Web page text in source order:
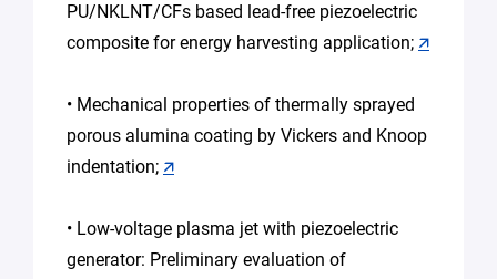
PU/NKLNT/CFs based lead-free piezoelectric
composite for energy harvesting application; 🡭
• Mechanical properties of thermally sprayed
porous alumina coating by Vickers and Knoop
indentation; 🡭
• Low-voltage plasma jet with piezoelectric
generator: Preliminary evaluation of